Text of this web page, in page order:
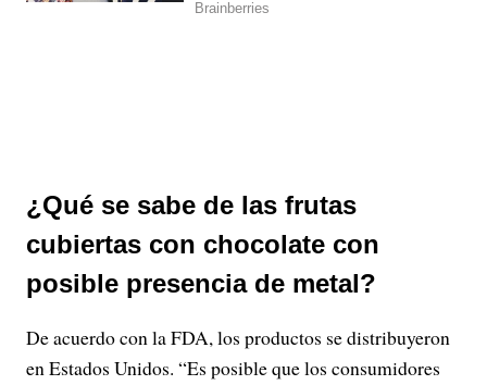
¿Qué se sabe de las frutas
cubiertas con chocolate con
posible presencia de metal?
De acuerdo con la FDA, los productos se distribuyeron
en Estados Unidos. “Es posible que los consumidores